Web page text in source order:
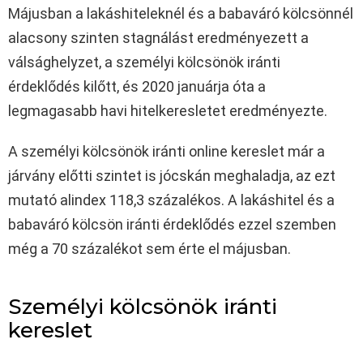
Májusban a lakáshiteleknél és a babaváró kölcsönnél
alacsony szinten stagnálást eredményezett a
válsághelyzet, a személyi kölcsönök iránti
érdeklődés kilőtt, és 2020 januárja óta a
legmagasabb havi hitelkeresletet eredményezte.
A személyi kölcsönök iránti online kereslet már a
járvány előtti szintet is jócskán meghaladja, az ezt
mutató alindex 118,3 százalékos. A lakáshitel és a
babaváró kölcsön iránti érdeklődés ezzel szemben
még a 70 százalékot sem érte el májusban.
Személyi kölcsönök iránti
kereslet